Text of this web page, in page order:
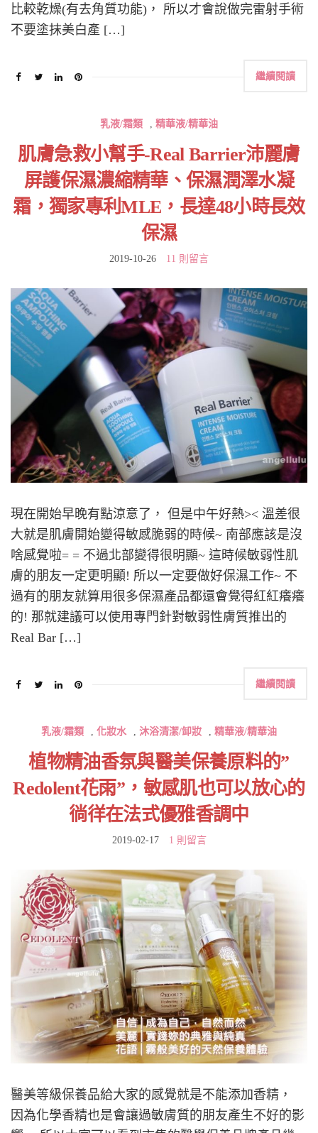
比較乾燥(有去角質功能)， 所以才會說做完雷射手術
不要塗抹美白產 […]
繼續閱讀
乳液/霜類 , 精華液/精華油
肌膚急救小幫手-Real Barrier沛麗膚
屏護保濕濃縮精華、保濕潤澤水凝
霜，獨家專利MLE，長達48小時長效
保濕
2019-10-26 11 則留言
現在開始早晚有點涼意了， 但是中午好熱>< 溫差很
大就是肌膚開始變得敏感脆弱的時候~ 南部應該是沒
啥感覺啦= = 不過北部變得很明顯~ 這時候敏弱性肌
膚的朋友一定更明顯! 所以一定要做好保濕工作~ 不
過有的朋友就算用很多保濕產品都還會覺得紅紅癢癢
的! 那就建議可以使用專門針對敏弱性膚質推出的
Real Bar […]
繼續閱讀
乳液/霜類 化妝水 沐浴清潔/卸妝 精華液/精華油
植物精油香氛與醫美保養原料的”
Redolent花雨”，敏感肌也可以放心的
徜徉在法式優雅香調中
2019-02-17 1 則留言
醫美等級保養品給大家的感覺就是不能添加香精，
因為化學香精也是會讓過敏膚質的朋友產生不好的影